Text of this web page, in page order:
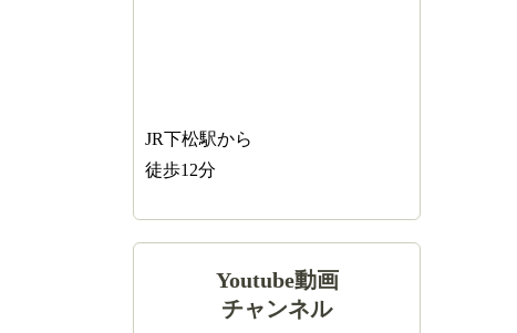
JR下松駅から
徒歩12分
Youtube動画
チャンネル